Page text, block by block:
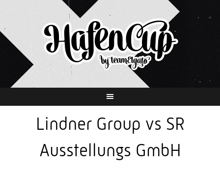
Inhalt
Lindner Group vs SR
Ausstellungs GmbH